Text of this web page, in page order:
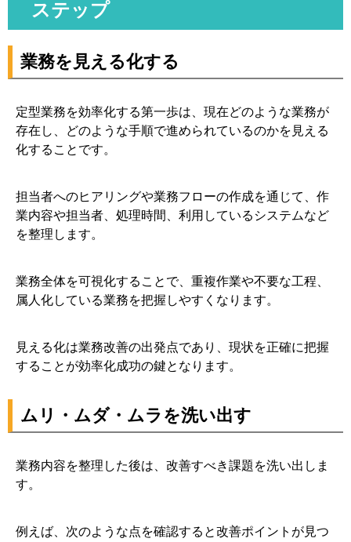
ステップ
業務を見える化する
定型業務を効率化する第一歩は、現在どのような業務が
存在し、どのような手順で進められているのかを見える
化することです。
担当者へのヒアリングや業務フローの作成を通じて、作
業内容や担当者、処理時間、利用しているシステムなど
を整理します。
業務全体を可視化することで、重複作業や不要な工程、
属人化している業務を把握しやすくなります。
見える化は業務改善の出発点であり、現状を正確に把握
することが効率化成功の鍵となります。
ムリ・ムダ・ムラを洗い出す
業務内容を整理した後は、改善すべき課題を洗い出しま
す。
例えば、次のような点を確認すると改善ポイントが見つ